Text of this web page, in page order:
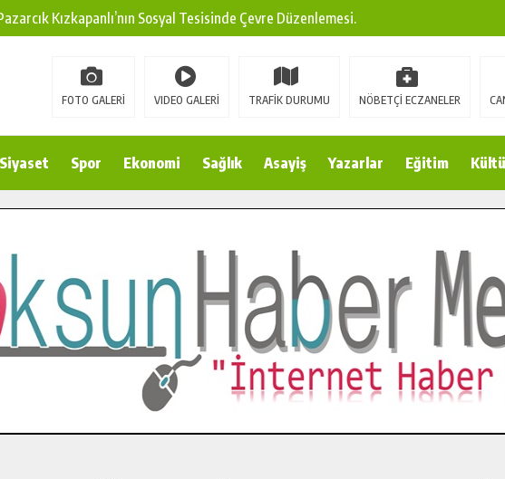
Kızkapanlı’nın Sosyal Tesisinde Çevre Düzenlemesi.
Kırsalına Modern Ulaşım Yatırımı.
Başarı: Edinilen Bilgi Türk Tarımına Katkı Sağlayacak.
Kampında Yeni Medya ve Fotoğrafçılığı Keşfetti.
Karakaya’dan Başkan Cüce’ye Veda Ziyareti.
Sona Doğru.
FOTO GALERİ VIDEO GALERİ TRAFİK DURUMU NÖBETÇİ ECZANELER
Siyaset Spor Ekonomi Sağlık Asayiş Yazarlar Eğitim